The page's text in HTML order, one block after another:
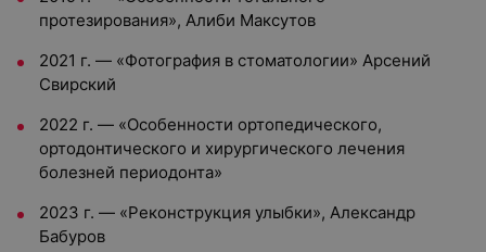
протезирования», Алиби Максутов
2021 г. — «Фотография в стоматологии» Арсений
Свирский
2022 г. — «Особенности ортопедического,
ортодонтического и хирургического лечения
болезней периодонта»
2023 г. — «Реконструкция улыбки», Александр
Бабуров